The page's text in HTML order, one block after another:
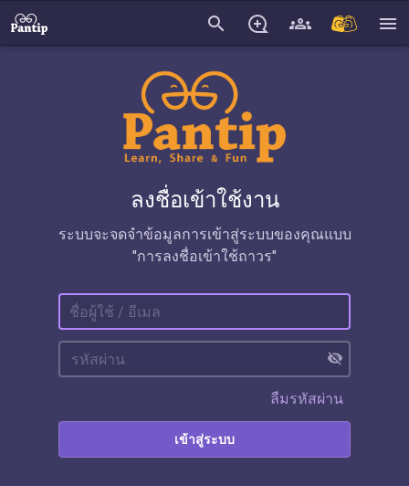
search menu
ลงชื่อเข้าใช้งาน
ระบบจะจดจำข้อมูลการเข้าสู่ระบบของคุณแบบ
"การลงชื่อเข้าใช้ถาวร"
visibility_off
ลืมรหัสผ่าน
เข้าสู่ระบบ